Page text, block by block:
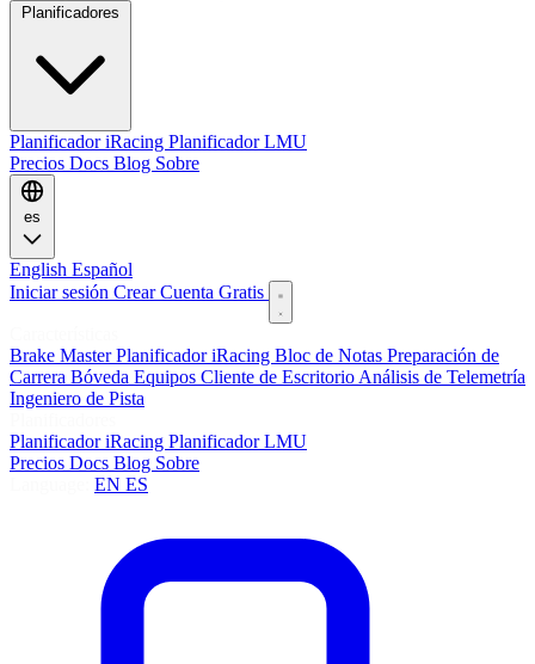
Planificador iRacing Planificador LMU
Precios Docs Blog Sobre
es
English Español
Iniciar sesión Crear Cuenta Gratis
Brake MasterPlanificador iRacing Bloc de Notas Preparación de
Carrera Bóveda Equipos Cliente de Escritorio Análisis de Telemetría
Ingeniero de Pista
Planificador iRacing Planificador LMU
Precios Docs Blog Sobre
EN ES